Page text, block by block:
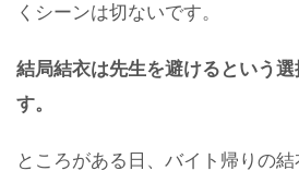
くシーンは切ないです。
結局結衣は先生を避けるという
す。
ところがある日、バイト帰りの